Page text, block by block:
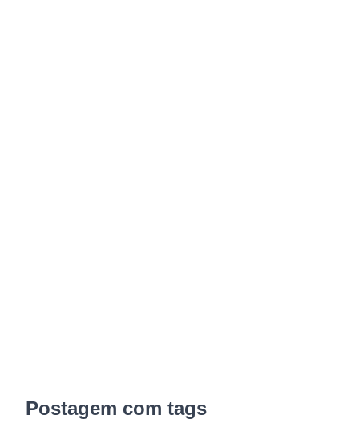
Postagem com tags